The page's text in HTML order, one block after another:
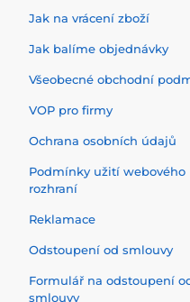
Jak na vrácení zboží
Jak balíme objednávky
Všeobecné obchodní
VOP pro firmy
Ochrana osobních údajů
Podmínky užití webového
rozhraní
Reklamace
Odstoupení od smlouvy
Formulář na odstoupení
smlouvy